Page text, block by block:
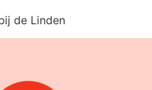
de Linden